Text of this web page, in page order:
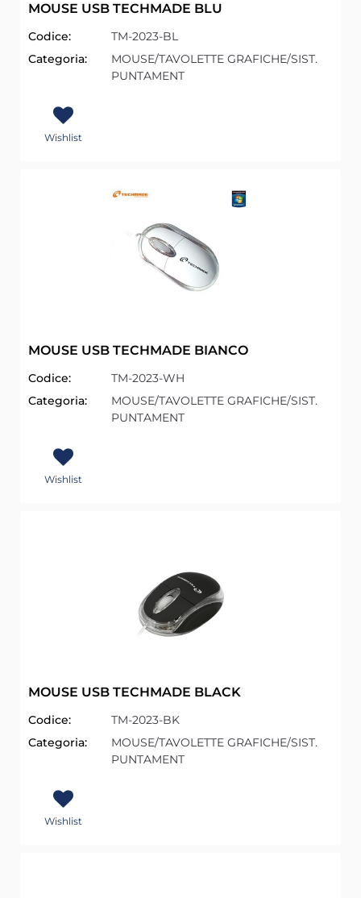
MOUSE USB TECHMADE BLU
Codice:
TM-2023-BL
Categoria:
MOUSE/TAVOLETTE GRAFICHE/SIST.
PUNTAMENT
Wishlist
MOUSE USB TECHMADE BIANCO
Codice:
TM-2023-WH
Categoria:
MOUSE/TAVOLETTE GRAFICHE/SIST.
PUNTAMENT
Wishlist
MOUSE USB TECHMADE BLACK
Codice:
TM-2023-BK
Categoria:
MOUSE/TAVOLETTE GRAFICHE/SIST.
PUNTAMENT
Wishlist